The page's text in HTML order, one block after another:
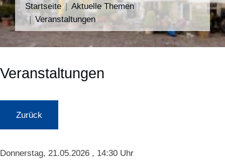
Startseite
Aktuelle Themen
Veranstaltungen
Veranstaltungen
Zurück
Donnerstag, 21.05.2026 , 14:30 Uhr